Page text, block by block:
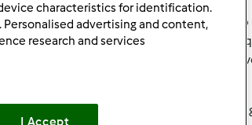
la vecchietta!!!! allora: procedi con
esempio: 50gr pasta madre, 50gr
raddoppiare, nel forno spento dopo
facendo stare la pasta madre fuori frigo.
characteristics for identification.
advertising and content,
research and services
I Accept